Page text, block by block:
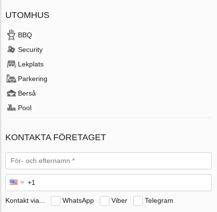
UTOMHUS
BBQ
Security
Lekplats
Parkering
Berså
Pool
KONTAKTA FÖRETAGET
Kontakt via... WhatsApp Viber Telegram